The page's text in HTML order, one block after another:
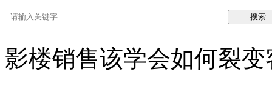
搜索
影楼销售该学会如何裂